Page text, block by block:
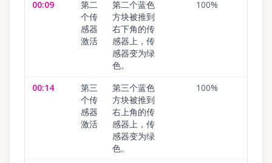
00:09
第二
个传
感器
激活
第二个蓝色
方块被推到
右下角的传
感器上，传
感器变为绿
色。
100%
00:14
第三
个传
感器
激活
第三个蓝色
方块被推到
右上角的传
感器上，传
感器变为绿
色。
100%